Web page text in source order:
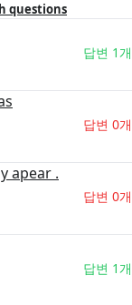
questions
답변 1개
답변 0개
apear .
답변 0개
답변 1개